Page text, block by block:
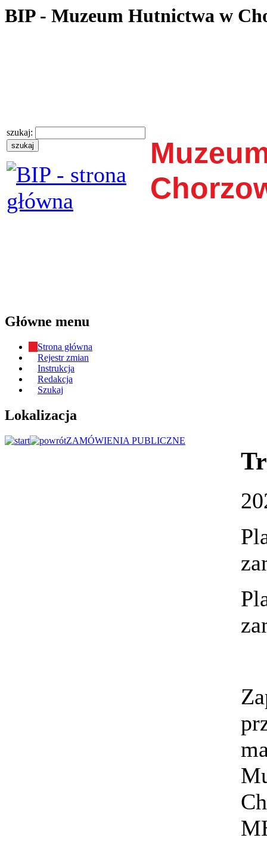
BIP - Muzeum Hutnictwa w
szukaj:
Główne menu
Strona główna
Rejestr zmian
Instrukcja
Redakcja
Szukaj
Lokalizacja
ZAMÓWIENIA PUBLICZNE